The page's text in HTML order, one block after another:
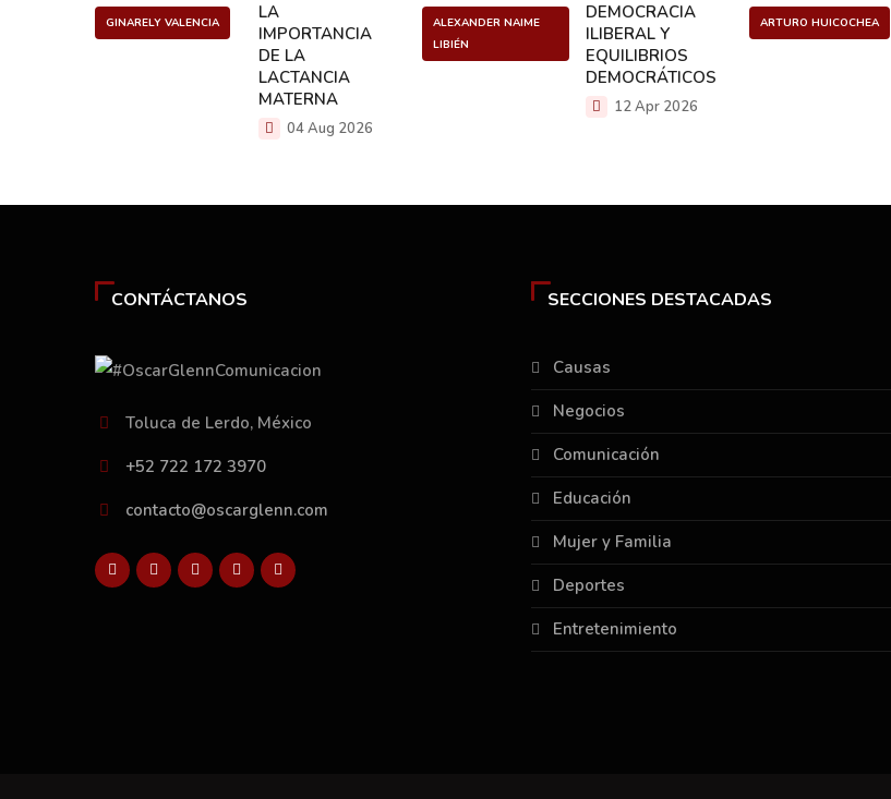
GINARELY VALENCIA
LA
IMPORTANCIA
DE LA
LACTANCIA
MATERNA
04 Aug 2026
ALEXANDER NAIME
LIBIÉN
DEMOCRACIA
ILIBERAL Y
EQUILIBRIOS
DEMOCRÁTICOS
12 Apr 2026
ARTURO HUICOCHEA
CONTÁCTANOS
Toluca de Lerdo, México
+52 722 172 3970
contacto@oscarglenn.com
SECCIONES DESTACADAS
Causas
Negocios
Comunicación
Educación
Mujer y Familia
Deportes
Entretenimiento